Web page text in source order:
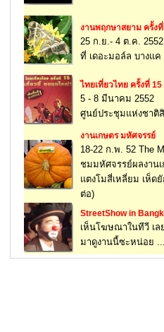
งานพฤกษาสยาม ครั้ง
25 ก.ย.- 4 ต.ค. 2552
ที่ เดอะมอล์ล บางแ
ไทยเที่ยวไทย ครั้งที่ 15
5 - 8 มีนาคม 2552
ศูนย์ประชุมแห่งชาติ
งานเกษตร มหัศจรรย์
18-22 ก.พ. 52 The
ชมมหัศจรรย์ผลงาน
แตงโมสี่เหลี่ยม เห็
ต่อ)
StreetShow in
เห็นโฆษณาในทีวี เล
มาดูงานนี้ซะหน่อย